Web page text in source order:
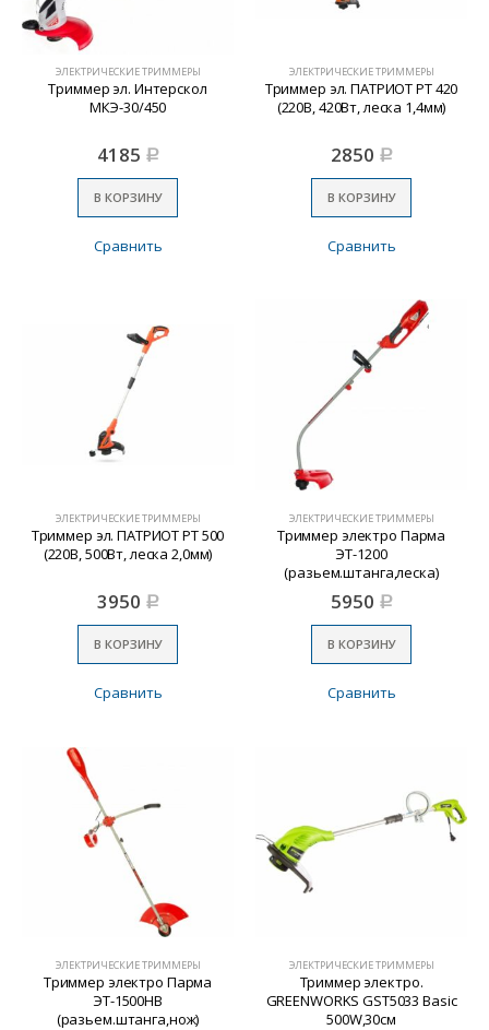
ЭЛЕКТРИЧЕСКИЕ ТРИММЕРЫ
Триммер эл. Интерскол
МКЭ-30/450
4185 Р
В КОРЗИНУ
Сравнить
ЭЛЕКТРИЧЕСКИЕ ТРИММЕРЫ
Триммер эл. ПАТРИОТ PT 420
(220В, 420Вт, леска 1,4мм)
2850 Р
В КОРЗИНУ
Сравнить
ЭЛЕКТРИЧЕСКИЕ ТРИММЕРЫ
Триммер эл. ПАТРИОТ PT 500
(220В, 500Вт, леска 2,0мм)
3950 Р
В КОРЗИНУ
Сравнить
ЭЛЕКТРИЧЕСКИЕ ТРИММЕРЫ
Триммер электро Парма
ЭТ-1200
(разьем.штанга,леска)
5950 Р
В КОРЗИНУ
Сравнить
ЭЛЕКТРИЧЕСКИЕ ТРИММЕРЫ
Триммер электро Парма
ЭТ-1500НВ
(разьем.штанга,нож)
ЭЛЕКТРИЧЕСКИЕ ТРИММЕРЫ
Триммер электро.
GREENWORKS GST5033 Basic
500W,30см